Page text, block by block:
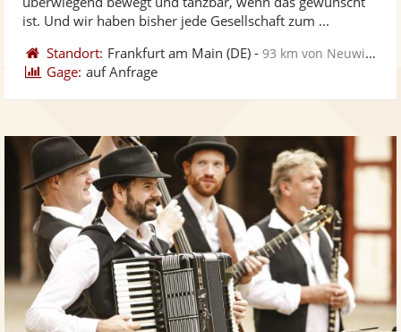
ist. Und wir haben bisher jede Gesellschaft zum ...
Standort: Frankfurt am Main (DE) -93 km von Neuwied
Gage: auf Anfrage